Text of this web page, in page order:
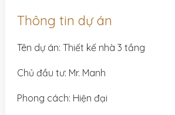
Thông tin dự án
Tên dự án: Thiết kế nhà 3 tầng
Chủ đầu tư: Mr. Manh
Phong cách: Hiện đại